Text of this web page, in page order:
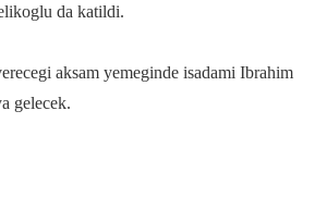
da katildi.
aksam yemeginde isadami Ibrahim
gelecek.